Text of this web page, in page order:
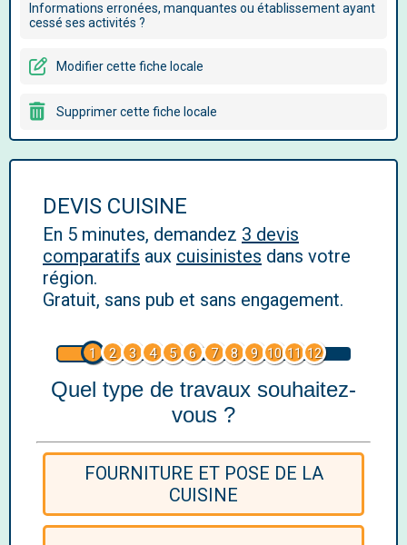
Informations erronées, manquantes ou établissement ayant
cessé ses activités ?
Modifier cette fiche locale
Supprimer cette fiche locale
DEVIS CUISINE
En 5 minutes, demandez 3 devis
comparatifs aux cuisinistes dans votre
région.
Gratuit, sans pub et sans engagement.
1 2 3 4 5 6 7 8 9 10 11 12
Quel type de travaux souhaitez-
vous ?
FOURNITURE ET POSE DE LA
CUISINE